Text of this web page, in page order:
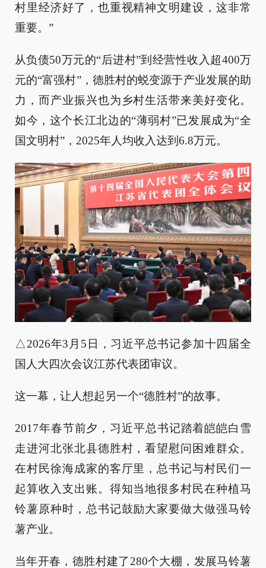
村里经济好了，也重视精神文明建设，这非常
重要。”
从负债50万元的“后进村”到经营性收入超400万
元的“富强村”，德胜村的蜕变源于产业发展的助
力，而产业振兴也为乡村生活带来美好变化。
如今，这个长江北边的“薄弱村”已发展成为“全
国文明村”，2025年人均收入达到6.8万元。
△2026年3月5日，习近平总书记参加十四届全
国人大四次会议江苏代表团审议。
这一幕，让人想起另一个“德胜村”的故事。
2017年春节前夕，习近平总书记踏着皑皑白雪
走进河北张北县德胜村，看望慰问困难群众。
在村民徐海成家的客厅里，总书记与村民们一
起算收入支出账。得知当地很多村民在种植马
铃薯原种时，总书记鼓励大家要做大做强马铃
薯产业。
当年开春，德胜村建了280个大棚，发展马铃薯